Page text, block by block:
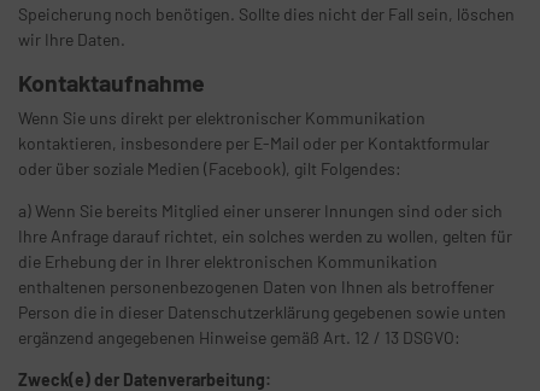
Speicherung noch benötigen. Sollte dies nicht der Fall sein, löschen
wir Ihre Daten.
Kontaktaufnahme
Wenn Sie uns direkt per elektronischer Kommunikation
kontaktieren, insbesondere per E-Mail oder per Kontaktformular
oder über soziale Medien (Facebook), gilt Folgendes:
a) Wenn Sie bereits Mitglied einer unserer Innungen sind oder sich
Ihre Anfrage darauf richtet, ein solches werden zu wollen, gelten für
die Erhebung der in Ihrer elektronischen Kommunikation
enthaltenen personenbezogenen Daten von Ihnen als betroffener
Person die in dieser Datenschutzerklärung gegebenen sowie unten
ergänzend angegebenen Hinweise gemäß Art. 12 / 13 DSGVO:
Zweck(e) der Datenverarbeitung: